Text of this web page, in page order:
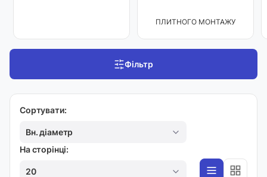
ПЛИТНОГО МОНТАЖУ
Фільтр
Сортувати:
Вн. діаметр
На сторінці:
20